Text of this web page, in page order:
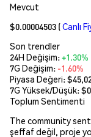
Mevcut
$0.00004503 (Canlı
Son trendler
24H Değişim:+1.30%
7G Değişim: -1.60%
Piyasa Değeri:
7G Yüksek/Düşük: $
Toplum Sentimenti
The community
şeffaf değil, proje